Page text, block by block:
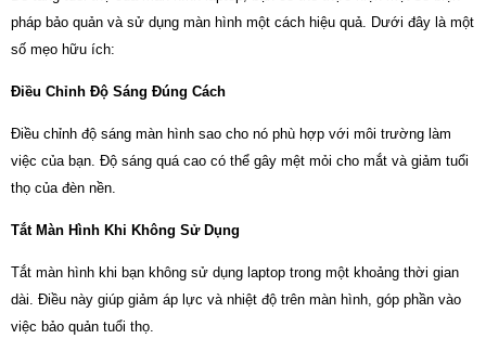
pháp bảo quản và sử dụng màn hình một cách hiệu quả. Dưới đây là một
số mẹo hữu ích:
Điều Chỉnh Độ Sáng Đúng Cách
Điều chỉnh độ sáng màn hình sao cho nó phù hợp với môi trường làm
việc của bạn. Độ sáng quá cao có thể gây mệt mỏi cho mắt và giảm tuổi
thọ của đèn nền.
Tắt Màn Hình Khi Không Sử Dụng
Tắt màn hình khi bạn không sử dụng laptop trong một khoảng thời gian
dài. Điều này giúp giảm áp lực và nhiệt độ trên màn hình, góp phần vào
việc bảo quản tuổi thọ.